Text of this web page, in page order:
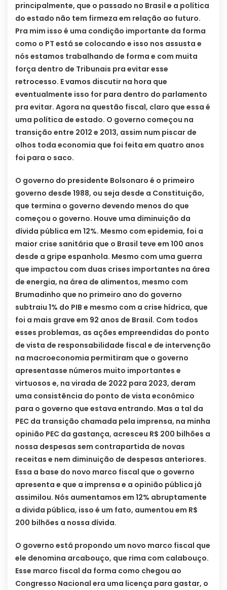
principalmente, que o passado no Brasil e a política
do estado não tem firmeza em relação ao futuro.
Pra mim isso é uma condição importante da forma
como o PT está se colocando e isso nos assusta e
nós estamos trabalhando de forma e com muita
força dentro de Tribunais pra evitar esse
retrocesso. E vamos discutir na hora que
eventualmente isso for para dentro do parlamento
pra evitar. Agora na questão fiscal, claro que essa é
uma política de estado. O governo começou na
transição entre 2012 e 2013, assim num piscar de
olhos toda economia que foi feita em quatro anos
foi para o saco.
O governo do presidente Bolsonaro é o primeiro
governo desde 1988, ou seja desde a Constituição,
que termina o governo devendo menos do que
começou o governo. Houve uma diminuição da
dívida pública em 12%. Mesmo com epidemia, foi a
maior crise sanitária que o Brasil teve em 100 anos
desde a gripe espanhola. Mesmo com uma guerra
que impactou com duas crises importantes na área
de energia, na área de alimentos, mesmo com
Brumadinho que no primeiro ano do governo
subtraiu 1% do PIB e mesmo com a crise hídrica, que
foi a mais grave em 92 anos de Brasil. Com todos
esses problemas, as ações empreendidas do ponto
de vista de responsabilidade fiscal e de intervenção
na macroeconomia permitiram que o governo
apresentasse números muito importantes e
virtuosos e, na virada de 2022 para 2023, deram
uma consistência do ponto de vista econômico
para o governo que estava entrando. Mas a tal da
PEC da transição chamada pela imprensa, na minha
opinião PEC da gastança, acresceu R$ 200 bilhões a
nossa despesas sem contrapartida de novas
receitas e nem diminuição de despesas anteriores.
Essa a base do novo marco fiscal que o governo
apresenta e que a imprensa e a opinião pública já
assimilou. Nós aumentamos em 12% abruptamente
a divida pública, isso é um fato, aumentou em R$
200 bilhões a nossa dívida.
O governo está propondo um novo marco fiscal que
ele denomina arcabouço, que rima com calabouço.
Esse marco fiscal da forma como chegou ao
Congresso Nacional era uma licença para gastar, o